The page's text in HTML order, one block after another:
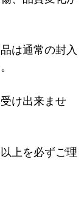
は通常の封入
け出来ませ
上を必ずご理